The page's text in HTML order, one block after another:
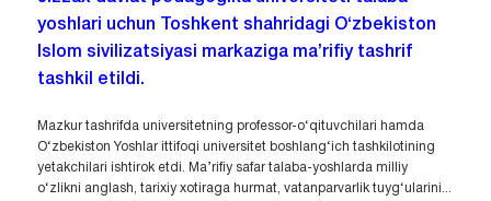
yoshlari uchun Toshkent shahridagi O‘zbekiston
Islom sivilizatsiyasi markaziga ma’rifiy tashrif
tashkil etildi.
Mazkur tashrifda universitetning professor-o‘qituvchilari hamda
O‘zbekiston Yoshlar ittifoqi universitet boshlang‘ich tashkilotining
yetakchilari ishtirok etdi. Ma’rifiy safar talaba-yoshlarda milliy
o‘zlikni anglash, tarixiy xotiraga hurmat, vatanparvarlik tuyg‘ularini...